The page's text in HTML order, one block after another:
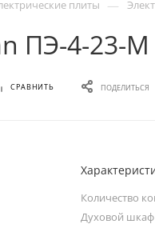
плиты —
ПЭ-4-23-М
СРАВНИТЬ ПОДЕЛИТЬСЯ
Количество
Духовой шкаф